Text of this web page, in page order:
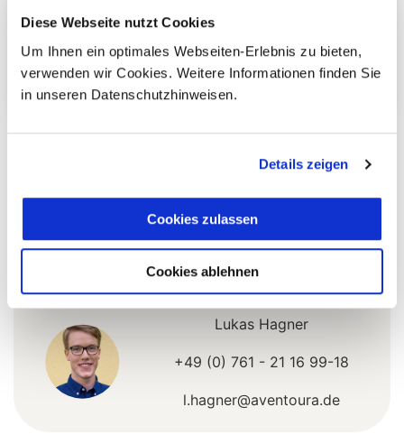
Diese Webseite nutzt Cookies
Um Ihnen ein optimales Webseiten-Erlebnis zu bieten,
verwenden wir Cookies. Weitere Informationen finden Sie
in unseren Datenschutzhinweisen.
Details zeigen
Cookies zulassen
Cookies ablehnen
In 2 Wochen durch ganz
Panama
Personen
Gesamt
Ihr Ansprechpartner
Sie haben Fragen zur Buchung?
Dann rufen Sie uns an!
Lukas Hagner
+49 (0) 761 - 21 16 99-18
l.hagner@aventoura.de